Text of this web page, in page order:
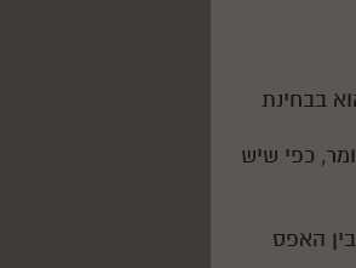
בבחינת
כפי שיש
האפס